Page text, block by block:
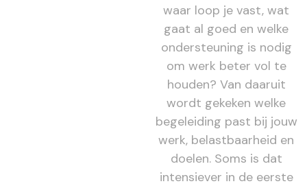
waar loop je vast, wat
gaat al goed en welke
ondersteuning is nodig
om werk beter vol te
houden? Van daaruit
wordt gekeken welke
begeleiding past bij jouw
werk, belastbaarheid en
doelen. Soms is dat
intensiever in de eerste